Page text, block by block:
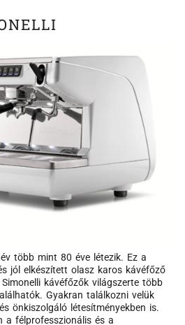
több mint 80 éve létezik. Ez a
jól elkészített olasz karos kávéfőző
kávéfőzők világszerte több
Gyakran találkozni velük
önkiszolgáló létesítményekben is.
a félprofesszionális és a